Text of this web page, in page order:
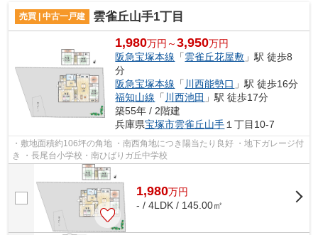
売買 | 中古一戸建 雲雀丘山手1丁目
1,980万円～3,950万円
阪急宝塚本線 「雲雀丘花屋敷 」駅 徒歩8
分
阪急宝塚本線 「 川西能勢口 」駅 徒歩16分
福知山線 「 川西池田 」駅 徒歩17分
築55年 / 2階建
兵庫県宝塚市雲雀丘山手 １丁目10-7
・敷地面積約106坪の角地 ・南西角地につき陽当たり良好 ・地下ガレージ付
き ・長尾台小学校・南ひばりガ丘中学校
1,980万円
- / 4LDK / 145.00㎡